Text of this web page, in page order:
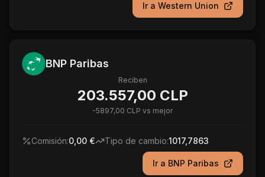
Ir a Western Union
BNP Paribas
Reciben
203.557,00 CLP
-5897,00 CLP vs mejor
Comisión:0,00 € Tipo de cambio:1017,7863
Ir a BNP Paribas